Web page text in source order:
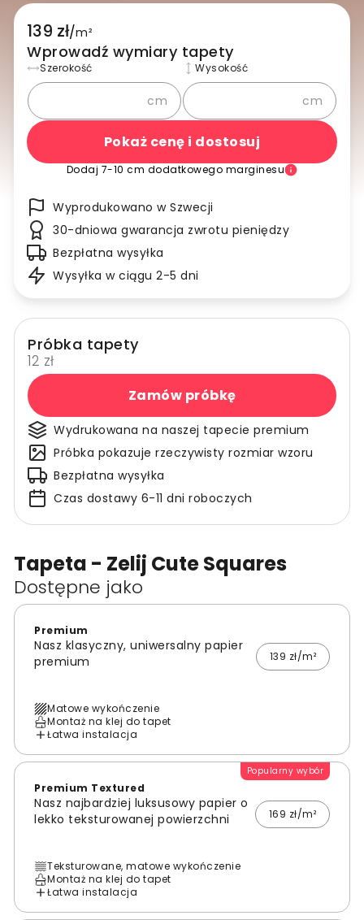
Tapeta - Zelij Cute Squares
Dostępne jako
Premium
Nasz klasyczny, uniwersalny papier
premium
139 zł/m²
Matowe wykończenie
Montaż na klej do tapet
Łatwa instalacja
Popularny wybór
Premium Textured
Nasz najbardziej luksusowy papier o
lekko teksturowanej powierzchni
169 zł/m²
Teksturowane, matowe wykończenie
Montaż na klej do tapet
Łatwa instalacja
139 zł/m²
Wprowadź wymiary tapety
Szerokość
cm
Wysokość
cm
Pokaż cenę i dostosuj
Dodaj 7-10 cm dodatkowego marginesu
Wyprodukowano w Szwecji
30-dniowa gwarancja zwrotu pieniędzy
Bezpłatna wysyłka
Wysyłka w ciągu 2-5 dni
Próbka tapety
12 zł
Zamów próbkę
Wydrukowana na naszej tapecie premium
Próbka pokazuje rzeczywisty rozmiar wzoru
Bezpłatna wysyłka
Czas dostawy 6-11 dni roboczych